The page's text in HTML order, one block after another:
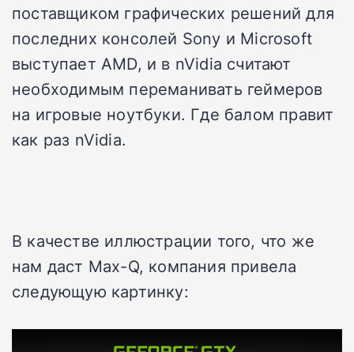
поставщиком графических решений для
последних консолей Sony и Microsoft
выступает AMD, и в nVidia считают
необходимым переманивать геймеров
на игровые ноутбуки. Где балом правит
как раз nVidia.
В качестве иллюстрации того, что же
нам даст Max-Q, компания привела
следующую картинку: